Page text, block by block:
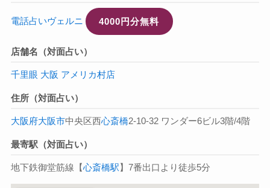
電話占いヴェルニ 4000円分無料
店舗名（対面占い）
千里眼 大阪 アメリカ村店
住所（対面占い）
大阪府大阪市中央区西心斎橋2-10-32 ワンダー6ビル3階/4階
最寄駅（対面占い）
地下鉄御堂筋線【心斎橋駅】7番出口より徒歩5分